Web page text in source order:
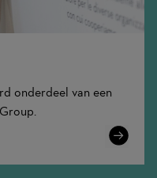
onderdeel van een
Learn